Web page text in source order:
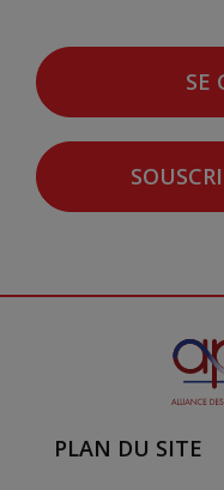
SE
PLAN DU SITE